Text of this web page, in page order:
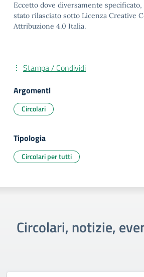
Eccetto dove diversamente
stato rilasciato sotto Licenza Creative
Attribuzione 4.0 Italia.
Stampa / Condividi
Argomenti
Circolari
Tipologia
Circolari per tutti
Circolari, notizie,